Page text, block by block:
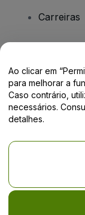
Carreiras
Centro
Direito Autoral ©
O uso deste site
Não partilhar as
Ao clicar em
para melhorar a
Caso contrário,
necessários.
detalhes.